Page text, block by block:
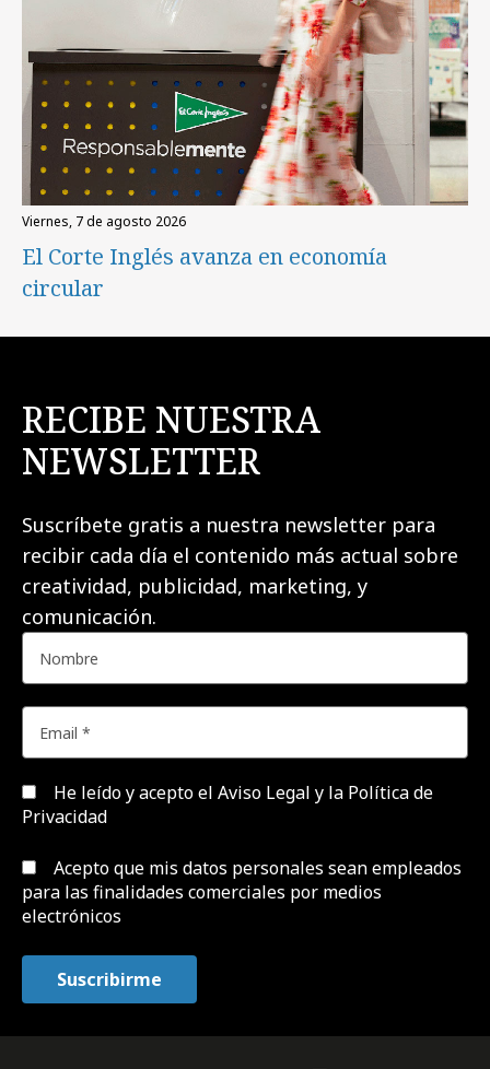
viernes, 7 de agosto 2026
El Corte Inglés avanza en economía
circular
RECIBE NUESTRA
NEWSLETTER
Suscríbete gratis a nuestra newsletter para
recibir cada día el contenido más actual sobre
creatividad, publicidad, marketing, y
comunicación.
He leído y acepto el Aviso Legal y la Política de
Privacidad
Acepto que mis datos personales sean empleados
para las finalidades comerciales por medios
electrónicos